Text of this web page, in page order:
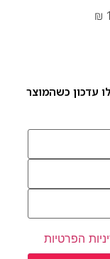
₪
עדכון כשהמוצר
הפרטיות